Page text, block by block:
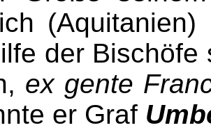
der
ex gente
er Graf